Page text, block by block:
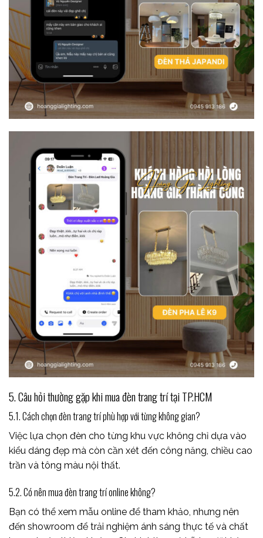
5. Câu hỏi thường gặp khi mua đèn trang trí tại TP.HCM
5.1. Cách chọn đèn trang trí phù hợp với từng không gian?
Việc lựa chọn đèn cho từng khu vực không chỉ dựa vào
kiểu dáng đẹp mà còn cần xét đến công năng, chiều cao
trần và tông màu nội thất.
5.2. Có nên mua đèn trang trí online không?
Bạn có thể xem mẫu online để tham khảo, nhưng nên
đến showroom để trải nghiệm ánh sáng thực tế và chất